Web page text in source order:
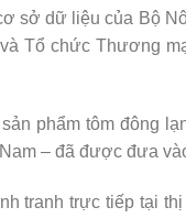
sở dữ liệu của Bộ
Tổ chức Thương
phẩm tôm đông
– đã được đưa
tranh trực tiếp tại